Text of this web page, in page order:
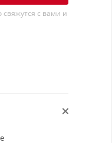
с вами и